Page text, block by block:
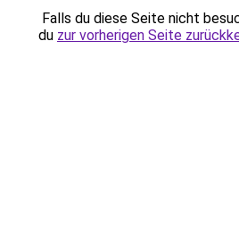
Falls du diese Seite nicht
du zur vorherigen Seite